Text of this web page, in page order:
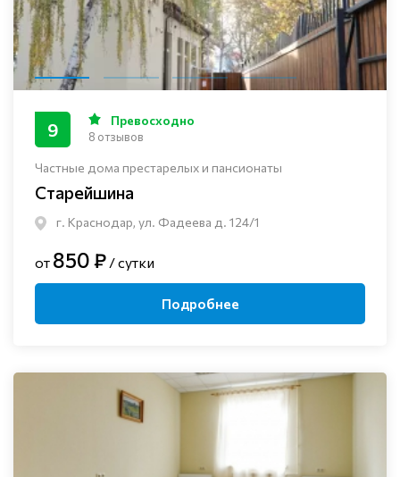
Частные дома престарелых и пансионаты
Старейшина
г. Краснодар, ул. Фадеева д. 124/1
9 Превосходно
8 отзывов
от 850 ₽ / сутки
Подробнее